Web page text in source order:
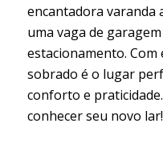
encantadora varanda
uma vaga de
estacionamento. Com
sobrado é o lugar
conforto e
conhecer seu novo lar!